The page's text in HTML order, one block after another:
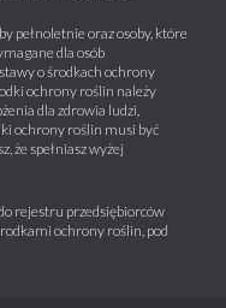
pełnoletnie oraz osoby, które
dla osób
o środkach ochrony
ochrony roślin należy
dla zdrowia ludzi,
ochrony roślin musi być
że spełniasz wyżej
rejestru przedsiębiorców
ochrony roślin, pod